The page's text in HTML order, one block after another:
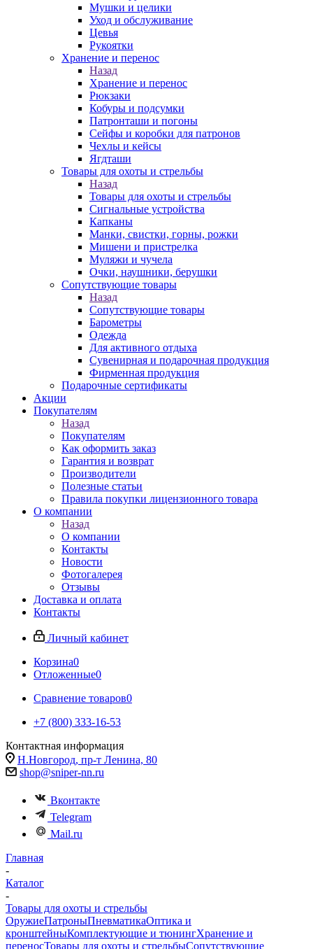
Мушки и целики
Уход и обслуживание
Цевья
Рукоятки
Хранение и перенос
Назад
Хранение и перенос
Рюкзаки
Кобуры и подсумки
Патронташи и погоны
Сейфы и коробки для патронов
Чехлы и кейсы
Ягдташи
Товары для охоты и стрельбы
Назад
Товары для охоты и стрельбы
Сигнальные устройства
Капканы
Манки, свистки, горны, рожки
Мишени и пристрелка
Муляжи и чучела
Очки, наушники, берушки
Сопутствующие товары
Назад
Сопутствующие товары
Барометры
Одежда
Для активного отдыха
Сувенирная и подарочная продукция
Фирменная продукция
Подарочные сертификаты
Акции
Покупателям
Назад
Покупателям
Как оформить заказ
Гарантия и возврат
Производители
Полезные статьи
Правила покупки лицензионного товара
О компании
Назад
О компании
Контакты
Новости
Фотогалерея
Отзывы
Доставка и оплата
Контакты
Личный кабинет
Корзина0
Отложенные0
Сравнение товаров0
+7 (800) 333-16-53
Контактная информация
Н.Новгород, пр-т Ленина, 80
shop@sniper-nn.ru
Вконтакте
Telegram
Mail.ru
Главная
-
Каталог
-
Товары для охоты и стрельбы
ОружиеПатроныПневматикаОптика и
кронштейныКомплектующие и тюнингХранение и
переносТовары для охоты и стрельбыСопутствующие